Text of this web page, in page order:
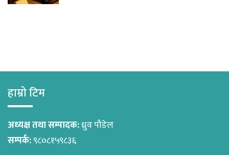
हाम्रो टिम
अध्यक्ष तथा सम्पादक:ध्रुव पौडेल
सम्पर्क:९८०८१५९८३६